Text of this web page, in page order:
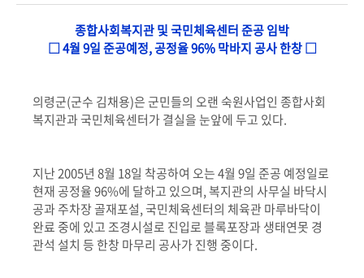
종합사회복지관 및 국민체육센터 준공 임박
□ 4월 9일 준공예정, 공정율 96% 막바지 공사 한창 □
의령군(군수 김채용)은 군민들의 오랜 숙원사업인 종합사회
복지관과 국민체육센터가 결실을 눈앞에 두고 있다.
지난 2005년 8월 18일 착공하여 오는 4월 9일 준공 예정일로
현재 공정율 96%에 달하고 있으며, 복지관의 사무실 바닥시
공과 주차장 골재포설, 국민체육센터의 체육관 마루바닥이
완료 중에 있고 조경시설로 진입로 블록포장과 생태연못 경
관석 설치 등 한창 마무리 공사가 진행 중이다.